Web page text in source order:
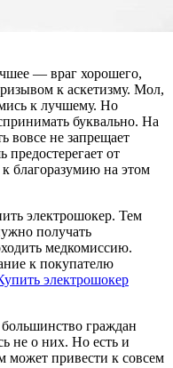
— враг хорошего,
к аскетизму. Мол,
к лучшему. Но
буквально. На
вовсе не запрещает
от
благоразумию на этом
электрошокер. Тем
получать
медкомиссию.
к покупателю
электрошокер
граждан
не о них. Но есть и
может привести к совсем